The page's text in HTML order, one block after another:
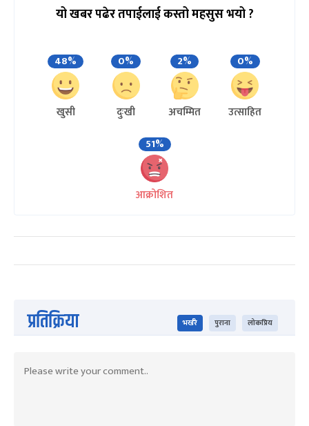
यो खबर पढेर तपाईलाई कस्तो महसुस भयो ?
48%
खुसी
0%
दुःखी
2%
अचम्मित
0%
उत्साहित
51%
आक्रोशित
प्रतिक्रिया भर्खरै पुराना लोकप्रिय